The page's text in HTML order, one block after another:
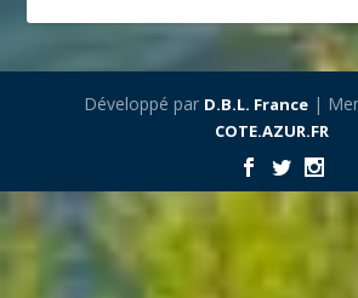
Développé par D.B.L. France|
COTE.AZUR.FR